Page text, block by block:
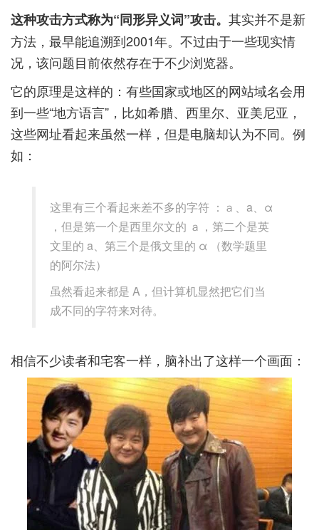
这种攻击方式称为“同形异义词”攻击。 其实并不是新
方法，最早能追溯到2001年。不过由于一些现实情
况，该问题目前依然存在于不少浏览器。
它的原理是这样的：有些国家或地区的网站域名会用
到一些“地方语言”，比如希腊、西里尔、亚美尼亚，
这些网址看起来虽然一样，但是电脑却认为不同。例
如：
这里有三个看起来差不多的字符 ：ａ、a、α
，但是第一个是西里尔文的 ａ，第二个是英
文里的 a、第三个是俄文里的 α （数学题里
的阿尔法）
虽然看起来都是 A，但计算机显然把它们当
成不同的字符来对待。
相信不少读者和宅客一样，脑补出了这样一个画面：